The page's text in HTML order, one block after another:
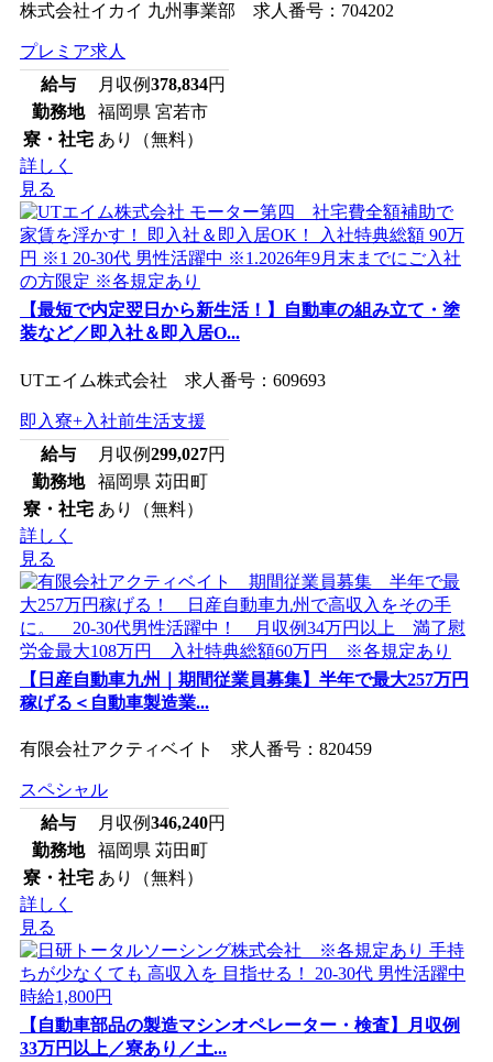
株式会社イカイ 九州事業部 求人番号：704202
プレミア求人
給与
月収例378,834円
勤務地
福岡県 宮若市
寮・社宅 あり（無料）
詳しく
見る
【最短で内定翌日から新生活！】自動車の組み立て・塗
装など／即入社＆即入居O...
UTエイム株式会社 求人番号：609693
即入寮+入社前生活支援
給与
月収例299,027円
勤務地
福岡県 苅田町
寮・社宅 あり（無料）
詳しく
見る
【日産自動車九州｜期間従業員募集】半年で最大257万円
稼げる＜自動車製造業...
有限会社アクティベイト 求人番号：820459
スペシャル
給与
月収例346,240円
勤務地
福岡県 苅田町
寮・社宅 あり（無料）
詳しく
見る
【自動車部品の製造マシンオペレーター・検査】月収例
33万円以上／寮あり／土...